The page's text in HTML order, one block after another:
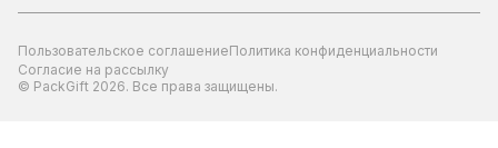
Пользовательское соглашениеПолитика конфиденциальности
Согласие на рассылку
© PackGift 2026. Все права защищены.